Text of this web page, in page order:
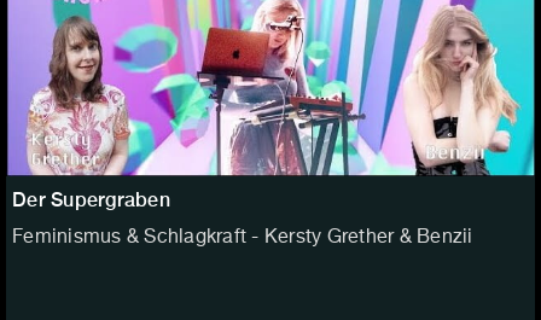
Der Supergraben
Feminismus & Schlagkraft - Kersty Grether & Benzii